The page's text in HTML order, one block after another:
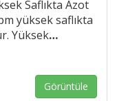
Saflıkta Azot
yüksek saflıkta
Yüksek…
Görüntüle